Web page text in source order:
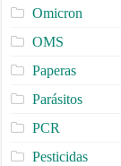
Omicron
OMS
Paperas
Parásitos
PCR
Pesticidas